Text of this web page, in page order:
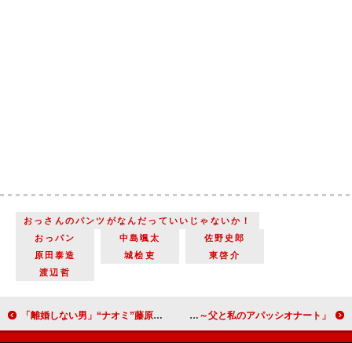
おっさんのパンツがなんだっていいじゃないか！
おっパン
中島颯太
佐野史郎
原田泰造
城桧吏
東啓介
渡辺哲
「離婚しない男」“ナオミ”藤原紀香のハニートラップに反響 “渉”伊藤淳史とのキスシーンが「面白過ぎる」 「さよならマエストロ～父と私のアパッシオナート～」「今週はまさかの鏑木さんに泣かされた」「天音ちゃんのストーリーからも目が離せない」